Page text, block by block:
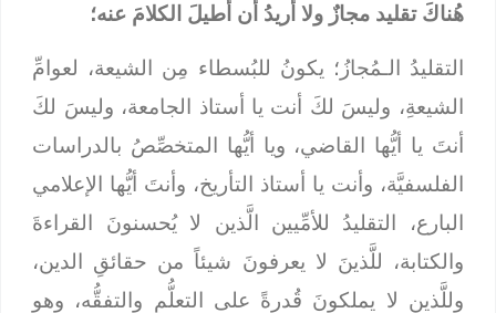
هُناكَ تقليد مجازٌ ولا أريدُ أن أُطيلَ الكلامَ عنه؛
التقليدُ الـمُجازُ؛ يكونُ للبُسطاء مِن الشيعة، لعوامِّ
الشيعةِ، وليسَ لكَ أنت يا أستاذ الجامعة، وليسَ لكَ
أنتَ يا أيُّها القاضي، ويا أيُّها المتخصِّصُ بالدراسات
الفلسفيَّة، وأنت يا أستاذ التأريخ، وأنتَ أيُّها الإعلامي
البارع، التقليدُ للأمِّيين الَّذين لا يُحسنونَ القراءةَ
والكتابة، للَّذينَ لا يعرفونَ شيئاً من حقائقِ الدين،
وللَّذين لا يملكونَ قُدرةً على التعلُّمِ والتفقُّه، وهو